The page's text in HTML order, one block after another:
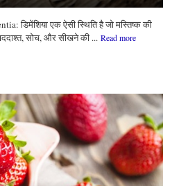
डिमेंशिया एक ऐसी स्थिति है जो मस्तिष्क की
सोच, और सीखने की ... Read more